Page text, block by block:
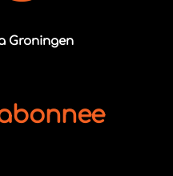
Groningen